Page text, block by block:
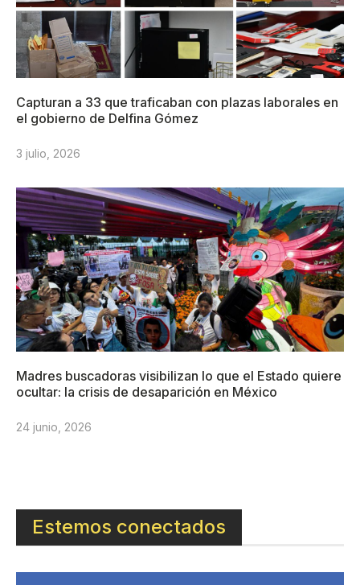
Capturan a 33 que traficaban con plazas laborales en
el gobierno de Delfina Gómez
3 julio, 2026
Madres buscadoras visibilizan lo que el Estado quiere
ocultar: la crisis de desaparición en México
24 junio, 2026
Estemos conectados